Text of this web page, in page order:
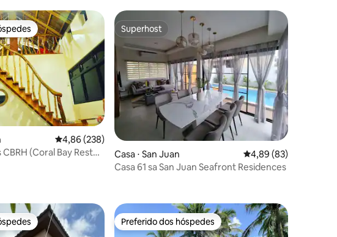
5, 176 avaliações
4,86 de uma avaliação média de 5, 238 avaliações
4,86 (238)
(Coral Bay Rest
Superhost
Superhost
Casa ⋅ San Juan 4,89 de uma
4,89 (83)
Casa 61 sa San Juan Seafront Residences
Preferido dos hóspedes
Preferido dos hóspedes